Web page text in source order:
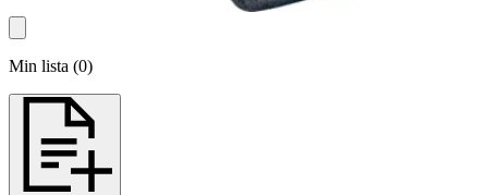
Min lista (0)